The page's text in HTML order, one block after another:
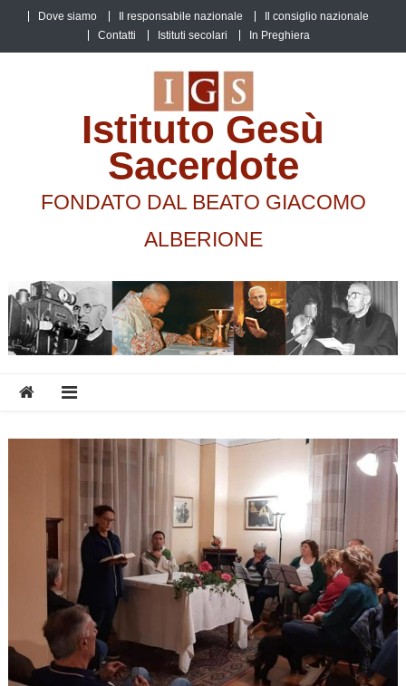
content
Dove siamo Il responsabile nazionale
Il consiglio nazionale
Contatti
Istituti secolari In Preghiera
Istituto Gesù
Sacerdote
FONDATO DAL BEATO GIACOMO
ALBERIONE